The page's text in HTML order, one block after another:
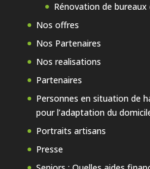
Rénovation de
Nos offres
Nos Partenaires
Nos realisations
Partenaires
Personnes en situation de
pour l’adaptation du
Portraits artisans
Presse